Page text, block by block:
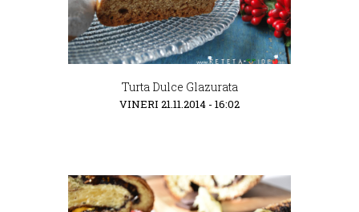
Turta Dulce Glazurata
VINERI 21.11.2014 - 16:02